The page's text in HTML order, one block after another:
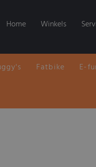
Home Winkels
Fatbike E-